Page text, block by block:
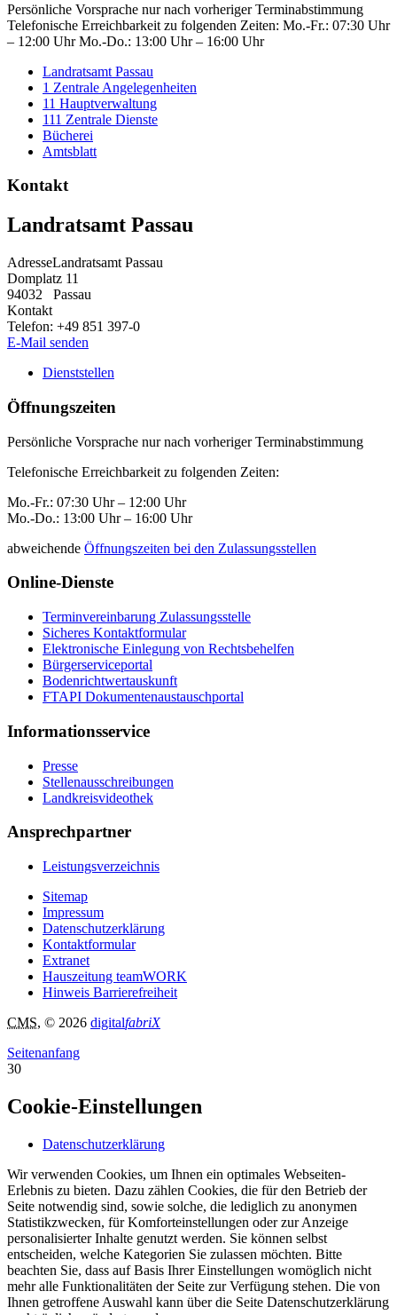
Persönliche Vorsprache nur nach vorheriger Terminabstimmung
Telefonische Erreichbarkeit zu folgenden Zeiten: Mo.-Fr.: 07:30 Uhr
– 12:00 Uhr Mo.-Do.: 13:00 Uhr – 16:00 Uhr
Landratsamt Passau
1 Zentrale Angelegenheiten
11 Hauptverwaltung
111 Zentrale Dienste
Bücherei
Amtsblatt
Kontakt
Landratsamt Passau
AdresseLandratsamt Passau
Domplatz 11
94032
Passau
Kontakt
Telefon: +49 851 397-0
E-Mail senden
Dienststellen
Öffnungszeiten
Persönliche Vorsprache nur nach vorheriger Terminabstimmung
Telefonische Erreichbarkeit zu folgenden Zeiten:
Mo.-Fr.: 07:30 Uhr – 12:00 Uhr
Mo.-Do.: 13:00 Uhr – 16:00 Uhr
abweichende Öffnungszeiten bei den Zulassungsstellen
Online-Dienste
Terminvereinbarung Zulassungsstelle
Sicheres Kontaktformular
Elektronische Einlegung von Rechtsbehelfen
Bürgerserviceportal
Bodenrichtwertauskunft
FTAPI Dokumentenaustauschportal
Informationsservice
Presse
Stellenausschreibungen
Landkreisvideothek
Ansprechpartner
Leistungsverzeichnis
Sitemap
Impressum
Datenschutzerklärung
Kontaktformular
Extranet
Hauszeitung teamWORK
Hinweis Barrierefreiheit
CMS, © 2026 digitalfabriX
Seitenanfang
30
Cookie-Einstellungen
Datenschutzerklärung
Wir verwenden Cookies, um Ihnen ein optimales Webseiten-
Erlebnis zu bieten. Dazu zählen Cookies, die für den Betrieb der
Seite notwendig sind, sowie solche, die lediglich zu anonymen
Statistikzwecken, für Komforteinstellungen oder zur Anzeige
personalisierter Inhalte genutzt werden. Sie können selbst
entscheiden, welche Kategorien Sie zulassen möchten. Bitte
beachten Sie, dass auf Basis Ihrer Einstellungen womöglich nicht
mehr alle Funktionalitäten der Seite zur Verfügung stehen. Die von
Ihnen getroffene Auswahl kann über die Seite Datenschutzerklärung